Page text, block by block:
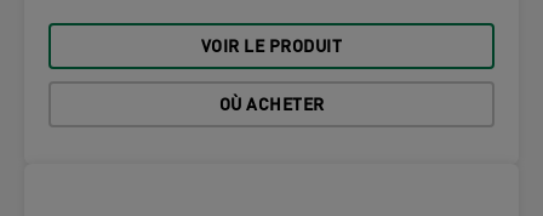
VOIR LE PRODUIT
OÙ ACHETER